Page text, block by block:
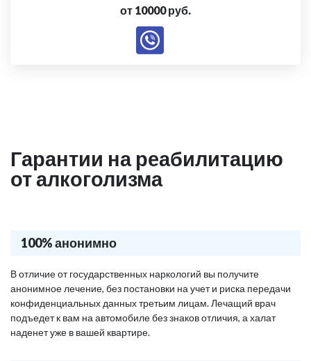
от 10000 руб.
Гарантии на реабилитацию
от алкоголизма
100% анонимно
В отличие от государственных наркологий вы получите
анонимное лечение, без постановки на учет и риска передачи
конфиденциальных данных третьим лицам. Лечащий врач
подъедет к вам на автомобиле без знаков отличия, а халат
наденет уже в вашей квартире.